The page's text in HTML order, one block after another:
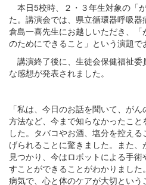
本日5校時、２・３年生対象の「
た。講演会では、県立循環器呼吸
倉島一喜先生にお越しいただき、
のためにできること」という演題で
講演終了後に、生徒会保健福祉委
な感想が発表されました。
「私は、今日のお話を聞いて、が
方法など、今まで知らなかったこと
した。タバコやお酒、塩分を控え
げられることに驚きました。また、
見つかり、今はロボットによる手
すことができることがわかりまし
病気で、心と体のケアが大切とい